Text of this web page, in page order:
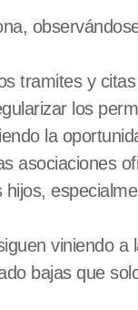
tramites y
los
la
asociaciones
viniendo
bajas que